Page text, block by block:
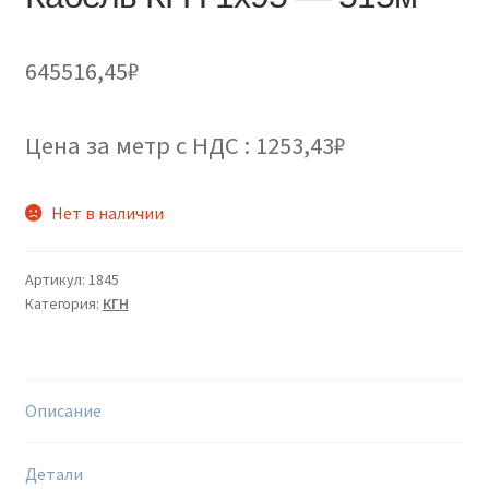
645516,45₽
Цена за метр с НДС : 1253,43₽
Нет в наличии
Артикул: 1845
Категория: КГН
Описание
Детали